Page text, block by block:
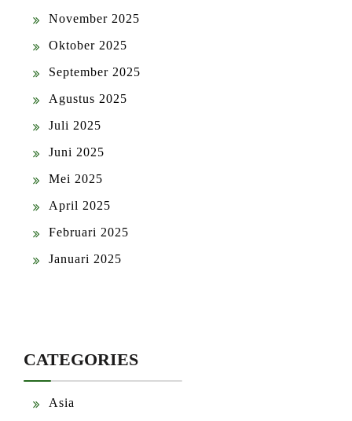
November 2025
Oktober 2025
September 2025
Agustus 2025
Juli 2025
Juni 2025
Mei 2025
April 2025
Februari 2025
Januari 2025
CATEGORIES
Asia